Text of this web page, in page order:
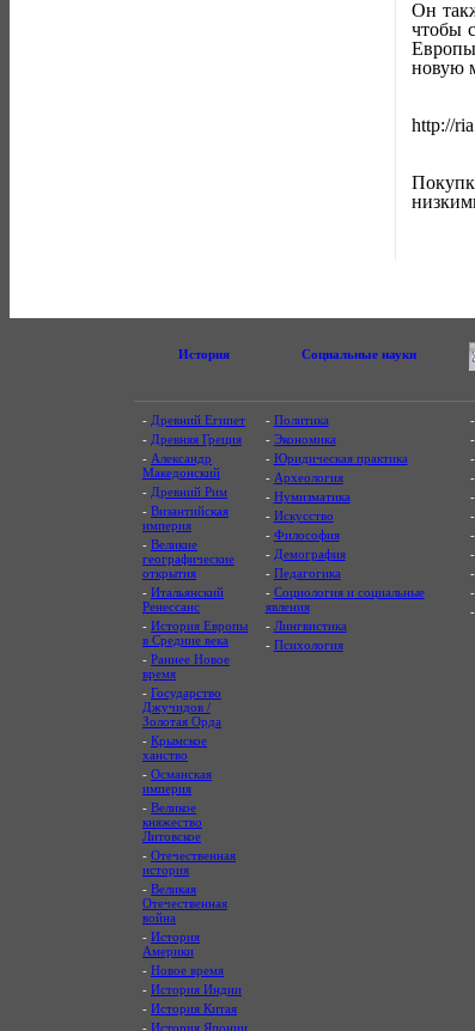
Он
чтобы
новую
http://
История Социальные науки
- Древний Египет
- Древняя Греция
- Александр
Македонский
- Древний Рим
- Византийская
империя
- Великие
географические
открытия
- Итальянский
Ренессанс
- История Европы
в Средние века
- Раннее Новое
время
- Государство
Джучидов /
Золотая Орда
- Крымское
ханство
- Османская
империя
- Великое
княжество
Литовское
- Отечественная
история
- Великая
Отечественная
война
- История
Америки
- Новое время
- История Индии
- История Китая
- История Японии
- Политика
- Экономика
- Юридическая практика
- Археология
- Нумизматика
- Искусство
- Философия
- Демография
- Педагогика
- Социология и социальные
явления
- Лингвистика
- Психология
-
-
-
-
-
-
-
-
-
-
-